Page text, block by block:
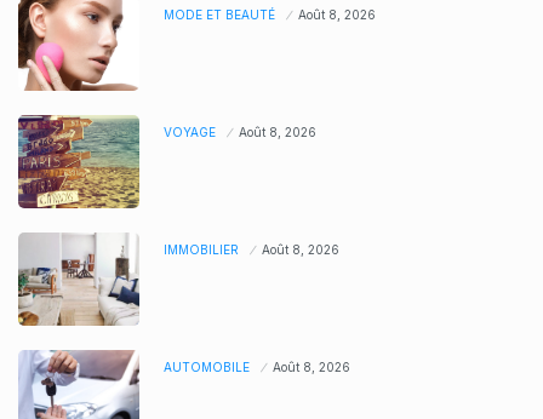
MODE ET BEAUTÉ Août 8, 2026
VOYAGE Août 8, 2026
IMMOBILIER Août 8, 2026
AUTOMOBILE Août 8, 2026